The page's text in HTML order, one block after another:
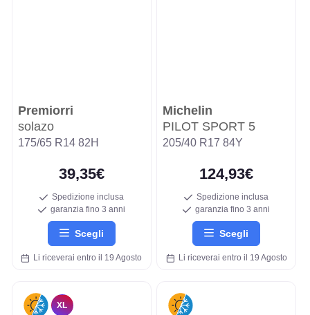
Premiorri
solazo
175/65 R14 82H
39,35€
Spedizione inclusa
garanzia fino 3 anni
Scegli
Li riceverai entro il 19 Agosto
Michelin
PILOT SPORT 5
205/40 R17 84Y
124,93€
Spedizione inclusa
garanzia fino 3 anni
Scegli
Li riceverai entro il 19 Agosto
XL